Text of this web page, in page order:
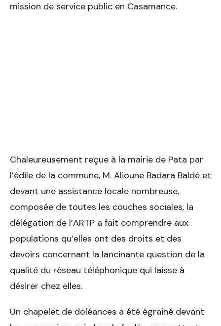
mission de service public en Casamance.
Chaleureusement reçue à la mairie de Pata par
l’édile de la commune, M. Alioune Badara Baldé et
devant une assistance locale nombreuse,
composée de toutes les couches sociales, la
délégation de l’ARTP a fait comprendre aux
populations qu’elles ont des droits et des
devoirs concernant la lancinante question de la
qualité du réseau téléphonique qui laisse à
désirer chez elles.
Un chapelet de doléances a été égrainé devant